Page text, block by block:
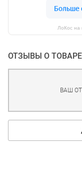
ЛоКос на
ОТЗЫВЫ О ТОВАРЕ
ВАШ